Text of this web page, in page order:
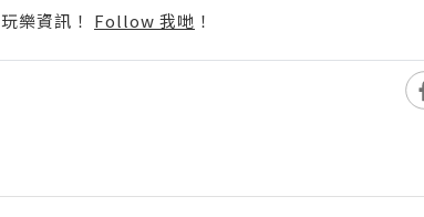
樂資訊！ Follow 我哋 ！